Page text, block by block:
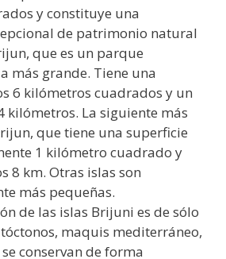
y constituye una
de patrimonio natural
que es un parque
más grande. Tiene una
6 kilómetros cuadrados y un
kilómetros. La siguiente más
que tiene una superficie
1 kilómetro cuadrado y
8 km. Otras islas son
más pequeñas.
de las islas Brijuni es de sólo
maquis mediterráneo,
conservan de forma